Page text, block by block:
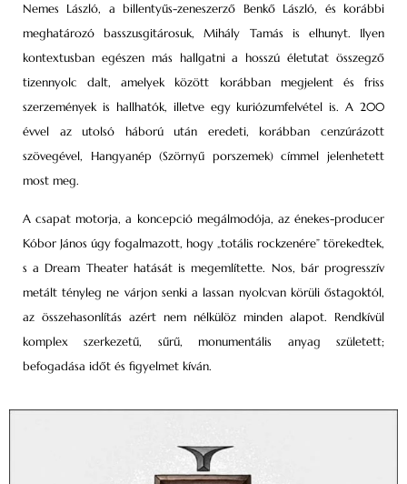
Nemes László, a billentyűs-zeneszerző Benkő László, és korábbi
meghatározó basszusgitárosuk, Mihály Tamás is elhunyt. Ilyen
kontextusban egészen más hallgatni a hosszú életutat összegző
tizennyolc dalt, amelyek között korábban megjelent és friss
szerzemények is hallhatók, illetve egy kuriózumfelvétel is. A 200
évvel az utolsó háború után eredeti, korábban cenzúrázott
szövegével, Hangyanép (Szörnyű porszemek) címmel jelenhetett
most meg.
A csapat motorja, a koncepció megálmodója, az énekes-producer
Kóbor János úgy fogalmazott, hogy „totális rockzenére” törekedtek,
s a Dream Theater hatását is megemlítette. Nos, bár progresszív
metált tényleg ne várjon senki a lassan nyolcvan körüli őstagoktól,
az összehasonlítás azért nem nélkülöz minden alapot. Rendkívül
komplex szerkezetű, sűrű, monumentális anyag született;
befogadása időt és figyelmet kíván.